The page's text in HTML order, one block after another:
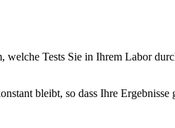
welche Tests Sie in Ihrem Labor
bleibt, so dass Ihre Ergebnisse